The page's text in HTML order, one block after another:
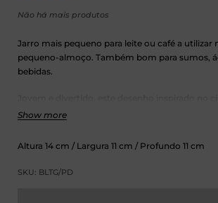
Não há mais produtos
Jarro mais pequeno para leite ou café a utilizar
pequeno-almoço. Também bom para sumos,
bebidas.
nossos mais simples. As cores amarelo, rosa e
louça de mesa ao ar livre para uma refeição
ao seu design simples, ele rega um conjunto de
que já pode possuir, refrescando a sua mesa
Show more
Altura 14 cm / Largura 11 cm / Profundo 11 cm
SKU: BLTG/PD